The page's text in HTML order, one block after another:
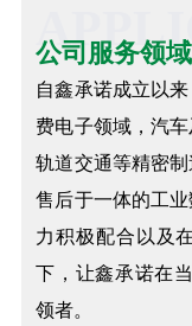
公司服务领域
自鑫承诺成立以
费电子领域，汽
轨道交通等精密
售后于一体的工
力积极配合以及
下，让鑫承诺在
领者。